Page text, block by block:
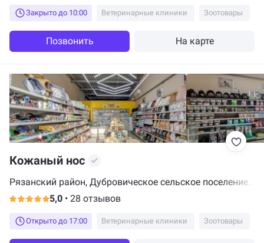
Закрыто до 10:00
Ветеринарные клиники Зоотовары
Позвонить На карте
Кожаный нос
Рязанский район, Дубровическое сельское поселение,
коттеджный посёлок Ласточка, Лазурная улица, 50,
5,0 • 28 отзывов
Открыто до 17:00 Ветеринарные клиники Зоотовары